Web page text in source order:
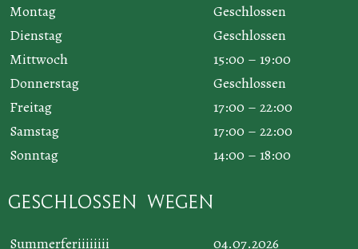
Montag
Geschlossen
Dienstag
Geschlossen
Mittwoch
15:00 – 19:00
Donnerstag
Geschlossen
Freitag
17:00 – 22:00
Samstag
17:00 – 22:00
Sonntag
14:00 – 18:00
Geschlossen wegen
Summerferiiiiiiii
04.07.2026